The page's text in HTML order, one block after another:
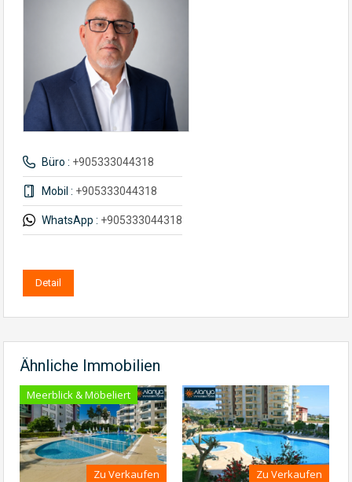
Büro : +905333044318
Mobil : +905333044318
WhatsApp : +905333044318
Detail
Ähnliche Immobilien
Meerblick & Möbeliert
Zu Verkaufen Zu Verkaufen